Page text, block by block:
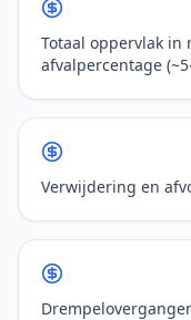
Totaal oppervlak in
afvalpercentage
Verwijdering en